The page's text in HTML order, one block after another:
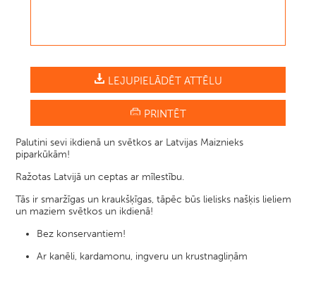
LEJUPIELĀDĒT ATTĒLU
PRINTĒT
Palutini sevi ikdienā un svētkos ar Latvijas Maiznieks
piparkūkām!
Ražotas Latvijā un ceptas ar mīlestību.
Tās ir smaržīgas un kraukšķīgas, tāpēc būs lielisks našķis lieliem
un maziem svētkos un ikdienā!
Bez konservantiem!
Ar kanēli, kardamonu, ingveru un krustnagliņām